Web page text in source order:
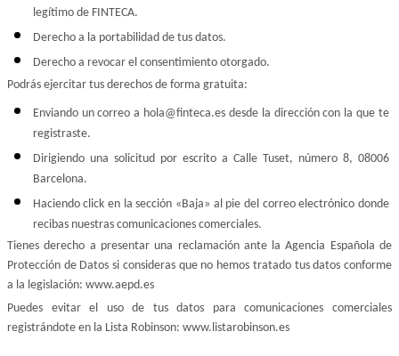
legítimo de FINTECA.
Derecho a la portabilidad de tus datos.
Derecho a revocar el consentimiento otorgado.
Podrás ejercitar tus derechos de forma gratuita:
Enviando un correo a hola@finteca.es desde la dirección con la que te
registraste.
Dirigiendo una solicitud por escrito a Calle Tuset, número 8, 08006
Barcelona.
Haciendo click en la sección «Baja» al pie del correo electrónico donde
recibas nuestras comunicaciones comerciales.
Tienes derecho a presentar una reclamación ante la Agencia Española de
Protección de Datos si consideras que no hemos tratado tus datos conforme
a la legislación: www.aepd.es
Puedes evitar el uso de tus datos para comunicaciones comerciales
registrándote en la Lista Robinson: www.listarobinson.es